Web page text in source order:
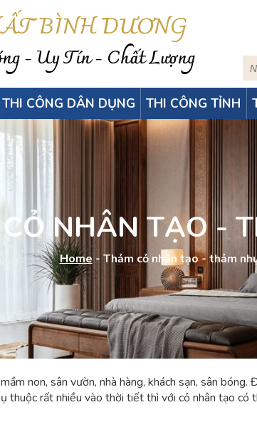
BÌNH DƯƠNG
- Uy Tín - Chất Lượng
THI CÔNG DÂN DỤNG THI CÔNG TỈNH
NHÂN TẠO -
Home - Thảm cỏ nhân tạo - thảm
non, sân vườn, nhà hàng, khách sạn, sân
thuộc rất nhiều vào thời tiết thì với cỏ nhân tạo